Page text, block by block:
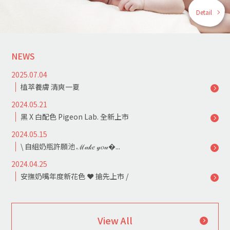
Detail
NEWS
2025.07.04
植萃養膚 清爽一夏
2024.05.21
黑 X 白配色 Pigeon Lab. 全新上市
2024.05.15
\ 自組奶瓶許願池 ℳ𝒶𝓀𝑒 𝓎𝑜𝓊�...
2024.04.25
安撫奶嘴年度新花色 ❤ 搶先上市 /
View All